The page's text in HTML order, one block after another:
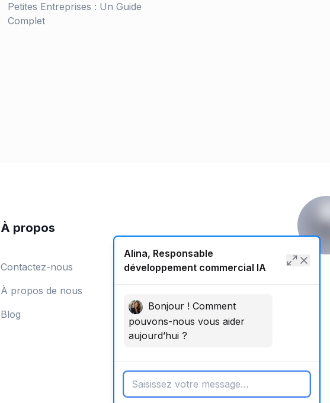
Petites Entreprises : Un Guide
Complet
À propos
Contactez-nous
À propos de nous
Blog
Alina, Responsable
développement commercial IA
Bonjour ! Comment
pouvons-nous vous aider
aujourd’hui ?